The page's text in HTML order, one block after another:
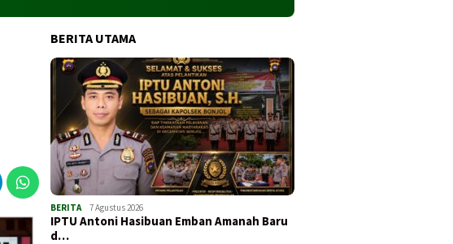
BERITA UTAMA
BERITA 7 Agustus 2026
IPTU Antoni Hasibuan Emban Amanah Baru
d…